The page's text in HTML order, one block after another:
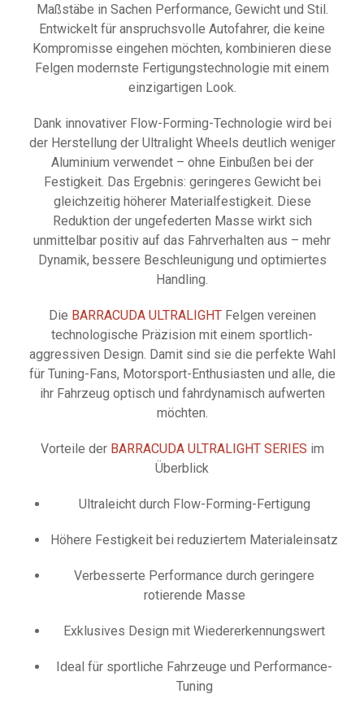
Maßstäbe in Sachen Performance, Gewicht und Stil.
Entwickelt für anspruchsvolle Autofahrer, die keine
Kompromisse eingehen möchten, kombinieren diese
Felgen modernste Fertigungstechnologie mit einem
einzigartigen Look.
Dank innovativer Flow-Forming-Technologie wird bei
der Herstellung der Ultralight Wheels deutlich weniger
Aluminium verwendet – ohne Einbußen bei der
Festigkeit. Das Ergebnis: geringeres Gewicht bei
gleichzeitig höherer Materialfestigkeit. Diese
Reduktion der ungefederten Masse wirkt sich
unmittelbar positiv auf das Fahrverhalten aus – mehr
Dynamik, bessere Beschleunigung und optimiertes
Handling.
Die BARRACUDA ULTRALIGHTFelgen vereinen
technologische Präzision mit einem sportlich-
aggressiven Design. Damit sind sie die perfekte Wahl
für Tuning-Fans, Motorsport-Enthusiasten und alle, die
ihr Fahrzeug optisch und fahrdynamisch aufwerten
möchten.
Vorteile der BARRACUDA ULTRALIGHT SERIES im
Überblick
Ultraleicht durch Flow-Forming-Fertigung
Höhere Festigkeit bei reduziertem Materialeinsatz
Verbesserte Performance durch geringere
rotierende Masse
Exklusives Design mit Wiedererkennungswert
Ideal für sportliche Fahrzeuge und Performance-
Tuning